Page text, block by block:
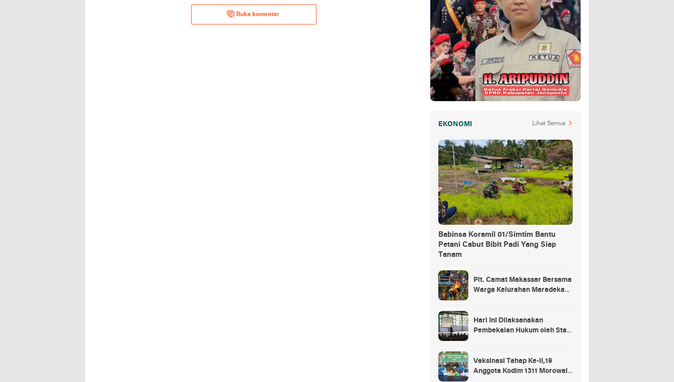
Buka komentar
EKONOMI Lihat Semua
Babinsa Koramil 01/Simtim Bantu
Petani Cabut Bibit Padi Yang Siap
Tanam
Plt. Camat Makassar Bersama
Warga Kelurahan Maradekaya
Hari Ini Dilaksanakan
Pembekalan Hukum oleh Staf
Kostrad
Vaksinasi Tahap Ke-II,19
Anggota Kodim 1311 Morowali